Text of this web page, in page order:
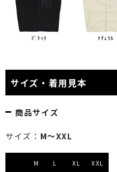
ﾌﾞﾗｯｸ ﾅﾁｭﾗﾙ
サイズ・着用見本
商品サイズ
サイズ： M～XXL
M L XL XXL